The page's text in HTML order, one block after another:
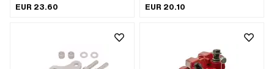
6 mm · Anzahl Befestigungspunkte: 2
EUR 23.60
6 mm · Anzahl Befestigungspunkte: 2
EUR 20.10